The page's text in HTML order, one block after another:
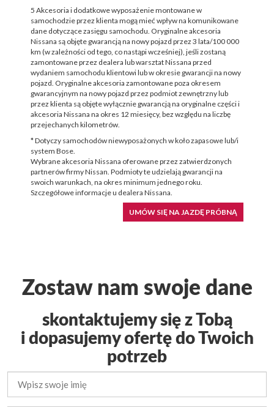
5 Akcesoria i dodatkowe wyposażenie montowane w
samochodzie przez klienta mogą mieć wpływ na komunikowane
dane dotyczące zasięgu samochodu. Oryginalne akcesoria
Nissana są objęte gwarancją na nowy pojazd przez 3 lata/100 000
km (w zależności od tego, co nastąpi wcześniej), jeśli zostaną
zamontowane przez dealera lub warsztat Nissana przed
wydaniem samochodu klientowi lub w okresie gwarancji na nowy
pojazd. Oryginalne akcesoria zamontowane poza okresem
gwarancyjnym na nowy pojazd przez podmiot zewnętrzny lub
przez klienta są objęte wyłącznie gwarancją na oryginalne części i
akcesoria Nissana na okres 12 miesięcy, bez względu na liczbę
przejechanych kilometrów.
* Dotyczy samochodów niewyposażonych w koło zapasowe lub/i
system Bose.
Wybrane akcesoria Nissana oferowane przez zatwierdzonych
partnerów firmy Nissan. Podmioty te udzielają gwarancji na
swoich warunkach, na okres minimum jednego roku.
Szczegółowe informacje u dealera Nissana.
UMÓW SIĘ NA JAZDĘ PRÓBNĄ
Zostaw nam swoje dane
skontaktujemy się z Tobą
i dopasujemy ofertę do Twoich
potrzeb